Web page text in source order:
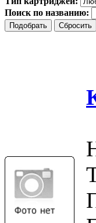
Поиск по названию: